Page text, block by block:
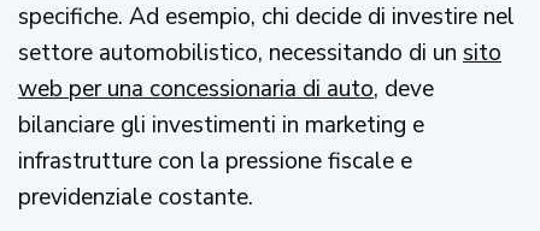
specifiche. Ad esempio, chi decide di investire nel
settore automobilistico, necessitando di un sito
web per una concessionaria di auto, deve
bilanciare gli investimenti in marketing e
infrastrutture con la pressione fiscale e
previdenziale costante.